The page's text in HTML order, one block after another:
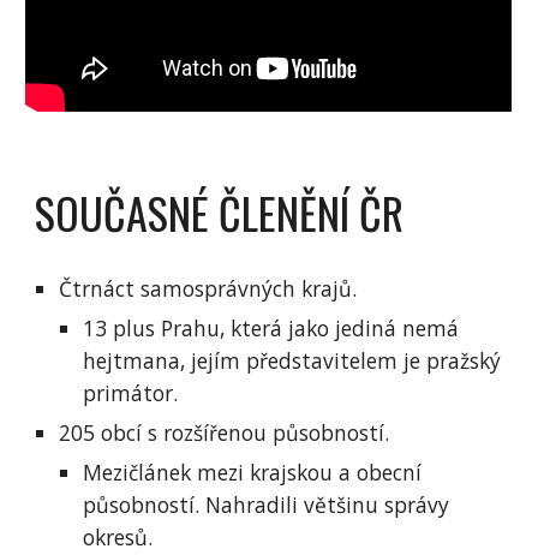
SOUČASNÉ ČLENĚNÍ ČR
Čtrnáct samosprávných krajů.
13 plus Prahu, která jako jediná nemá
hejtmana, jejím představitelem je pražský
primátor.
205 obcí s rozšířenou působností.
Mezičlánek mezi krajskou a obecní
působností. Nahradili většinu správy
okresů.